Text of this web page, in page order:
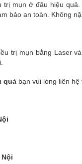
mụn ở đâu hiệu
bảo an toàn. Không
trị mụn bằng Laser
quả bạn vui lòng liên